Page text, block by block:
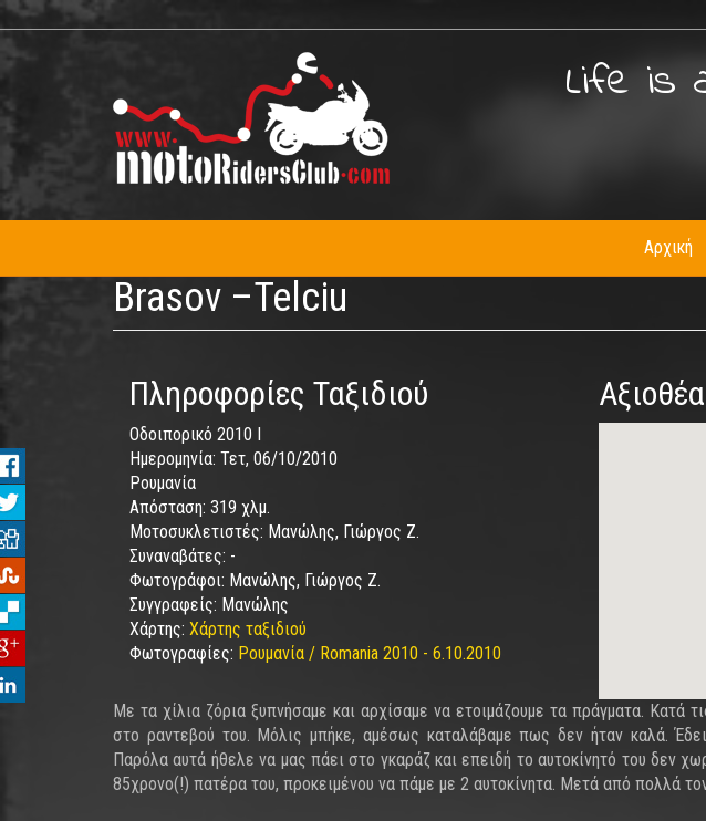
Παράκαμψη
προς
το
περιεχόμενο
Life is
Αρχική
Brasov –Telciu
Πληροφορίες Ταξιδιού
Οδοιπορικό 2010 I
Ημερομηνία: Τετ, 06/10/2010
Ρουμανία
Απόσταση: 319 χλμ.
Μοτοσυκλετιστές: Μανώλης, Γιώργος Ζ.
Συναναβάτες: -
Φωτογράφοι: Μανώλης, Γιώργος Ζ.
Συγγραφείς: Μανώλης
Χάρτης: Χάρτης ταξιδιού
Φωτογραφίες: Ρουμανία / Romania 2010 - 6.10.2010
Με τα χίλια ζόρια ξυπνήσαμε και αρχίσαμε να ετοιμάζουμε τα πράγματα. Κατά
στο ραντεβού του. Μόλις μπήκε, αμέσως καταλάβαμε πως δεν ήταν καλά.
Παρόλα αυτά ήθελε να μας πάει στο γκαράζ και επειδή το αυτοκίνητό του δεν
85χρονο(!) πατέρα του, προκειμένου να πάμε με 2 αυτοκίνητα. Μετά από πολλά